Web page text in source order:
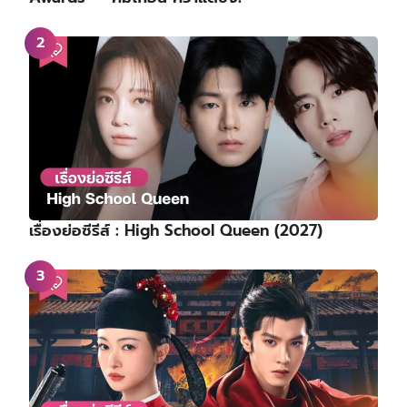
เรื่องย่อซีรีส์ : High School Queen (2027)